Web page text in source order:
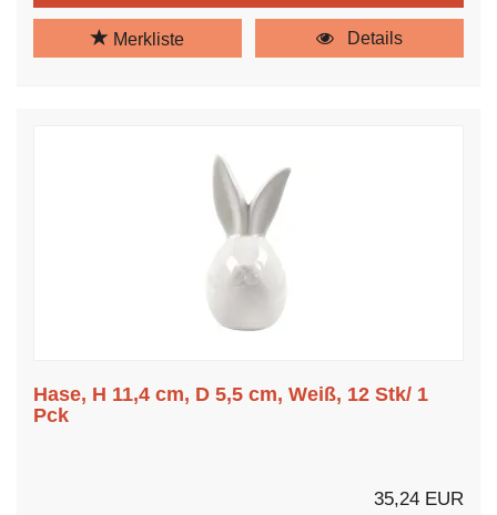
Merkliste Details
Hase, H 11,4 cm, D 5,5 cm, Weiß, 12 Stk/ 1
Pck
35,24 EUR